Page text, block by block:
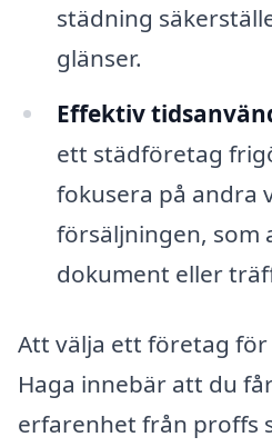
städning
glänser.
Effektiv
ett städföretag
fokusera på andra
försäljningen, som
dokument eller
Att välja ett företag
Haga innebär att du
erfarenhet från proffs